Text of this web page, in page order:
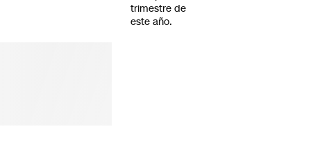
trimestre de
este año.